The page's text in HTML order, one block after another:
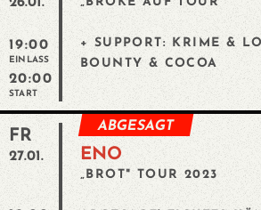
19:00
EINLASS
20:00
START
+ SUPPORT: KRIME &
BOUNTY & COCOA
FR
27.01.
ABGESAGT
ENO
„BROT" TOUR 2023